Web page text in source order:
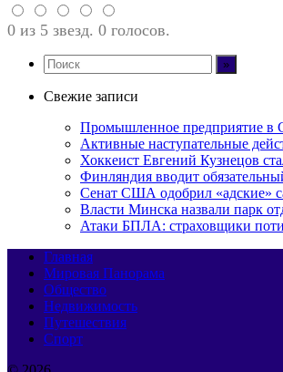
0 из 5 звезд. 0 голосов.
Свежие записи
Промышленное предприятие в
Активные наступательные
Хоккеист Евгений Кузнецов
Финляндия вводит
Сенат США одобрил «адские»
Власти Минска назвали парк
Атаки БПЛА: страховщики
Главная
Мировая Панорама
Общество
Недвижимость
Путешествия
Спорт